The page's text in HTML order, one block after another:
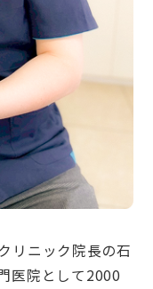
リニック院長の石
医院として2000